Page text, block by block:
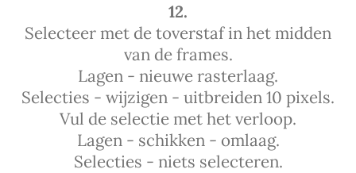
12.
Selecteer met de toverstaf in het midden
van de frames.
Lagen - nieuwe rasterlaag.
Selecties - wijzigen - uitbreiden 10 pixels.
Vul de selectie met het verloop.
Lagen - schikken - omlaag.
Selecties - niets selecteren.